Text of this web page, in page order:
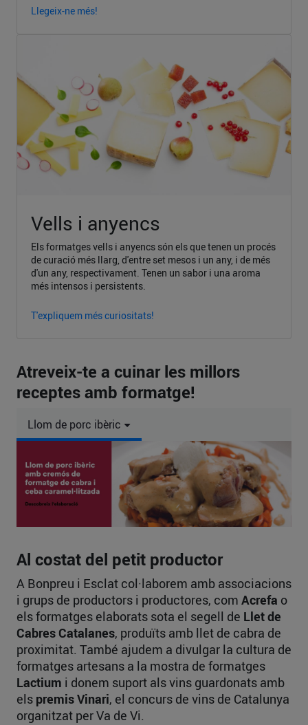
Llegeix-ne més!
Vells i anyencs
Els formatges vells i anyencs són els que tenen un procés
de curació més llarg, d'entre set mesos i un any, i de més
d'un any, respectivament. Tenen un sabor i una aroma
més intensos i persistents.
T'expliquem més curiositats!
Atreveix-te a cuinar les millors
receptes amb formatge!
Llom de porc ibèric
Al costat del petit productor
A Bonpreu i Esclat col·laborem amb associacions
i grups de productors i productores, com Acrefa o
els formatges elaborats sota el segell de Llet de
Cabres Catalanes, produïts amb llet de cabra de
proximitat. També ajudem a divulgar la cultura de
formatges artesans a la mostra de formatges
Lactium i donem suport als vins guardonats amb
els premis Vinari, el concurs de vins de Catalunya
organitzat per Va de Vi.